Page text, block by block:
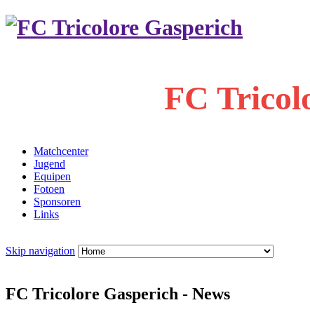
FC
Matchcenter
Jugend
Equipen
Fotoen
Sponsoren
Links
Skip navigation
FC Tricolore Gasperich - News